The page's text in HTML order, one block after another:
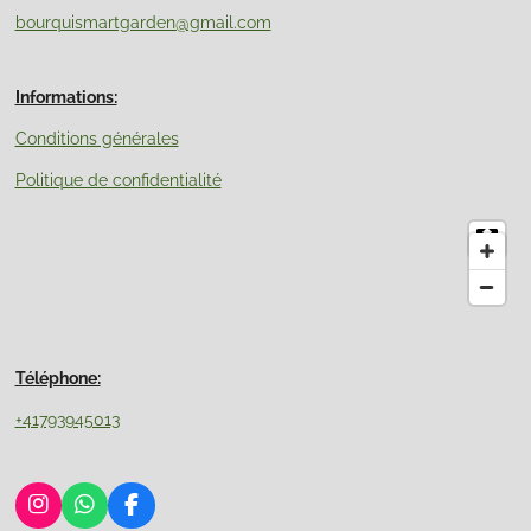
bourquismartgarden@gmail.com
Informations:
Conditions générales
Politique de confidentialité
Téléphone:
+41793945013
I
W
F